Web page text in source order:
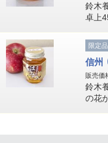
鈴木
卓上
限定品
信州
販売価
鈴木
の花